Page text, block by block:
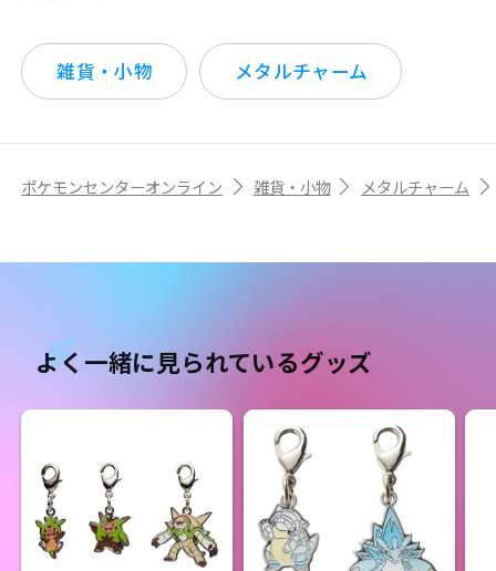
雑貨・小物 メタルチャーム
ポケモンセンターオンライン 雑貨・小物 メタルチャーム
よく一緒に見られているグッズ